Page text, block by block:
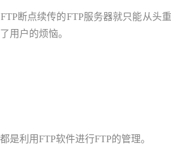
断点续传的FTP服务器就只能从头
用户的烦恼。
是利用FTP软件进行FTP的管理。